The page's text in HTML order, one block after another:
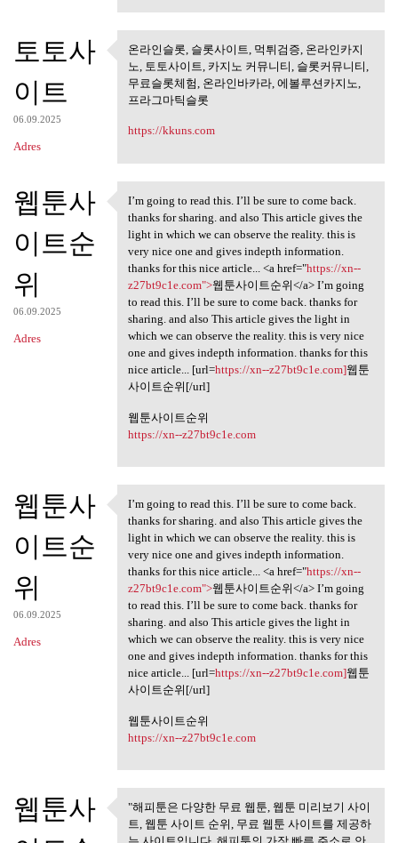
토토사
이트
06.09.2025
Adres
온라인슬롯, 슬롯사이트, 먹튀검
증, 온라인카지노,
온라인슬롯, 슬롯사이트, 먹튀검증, 온라인카지
노, 토토사이트, 카지노 커뮤니티, 슬롯커뮤니티,
무료슬롯체험, 온라인바카라, 에볼루션카지노,
프라그마틱슬롯
https://kkuns.com
웹툰사
이트순
위
06.09.2025
Adres
I’m going to read this. I’ll
I’m going to read this. I’ll be sure to come back.
thanks for sharing. and also This article gives the
light in which we can observe the reality. this is
very nice one and gives indepth information.
thanks for this nice article... <a href="https://xn--
z27bt9c1e.com">웹툰사이트순위</a> I’m going
to read this. I’ll be sure to come back. thanks for
sharing. and also This article gives the light in
which we can observe the reality. this is very nice
one and gives indepth information. thanks for this
nice article... [url=https://xn--z27bt9c1e.com]웹툰
사이트순위[/url]
웹툰사이트순위
https://xn--z27bt9c1e.com
웹툰사
이트순
위
06.09.2025
Adres
I’m going to read this. I’ll
I’m going to read this. I’ll be sure to come back.
thanks for sharing. and also This article gives the
light in which we can observe the reality. this is
very nice one and gives indepth information.
thanks for this nice article... <a href="https://xn--
z27bt9c1e.com">웹툰사이트순위</a> I’m going
to read this. I’ll be sure to come back. thanks for
sharing. and also This article gives the light in
which we can observe the reality. this is very nice
one and gives indepth information. thanks for this
nice article... [url=https://xn--z27bt9c1e.com]웹툰
사이트순위[/url]
웹툰사이트순위
https://xn--z27bt9c1e.com
웹툰사
"해피툰은 다양한 무료 웹툰, 웹툰
"해피툰은 다양한 무료 웹툰, 웹툰 미리보기 사이
트, 웹툰 사이트 순위, 무료 웹툰 사이트를 제공하